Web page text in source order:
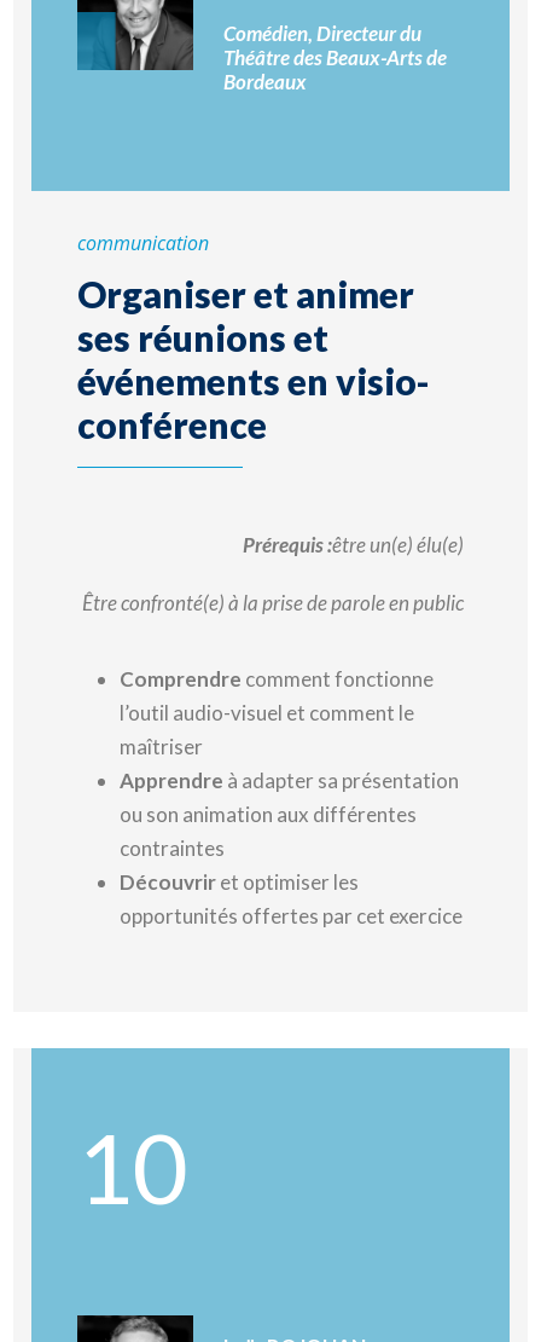
Comédien, Directeur du
Théâtre des Beaux-Arts de
Bordeaux
communication
Organiser et animer
ses réunions et
événements en visio-
conférence
Prérequis :être un(e) élu(e)
Être confronté(e) à la prise de parole en public
Comprendre comment fonctionne
l’outil audio-visuel et comment le
maîtriser
Apprendre à adapter sa présentation
ou son animation aux différentes
contraintes
Découvriret optimiser les
opportunités offertes par cet exercice
10